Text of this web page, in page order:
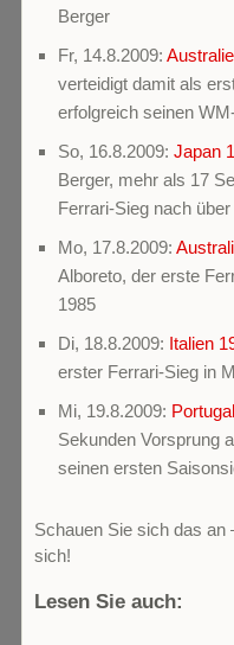
Berger
Fr, 14.8.2009:
verteidigt damit als
erfolgreich seinen
So, 16.8.2009: Japan
Berger, mehr als 17
Ferrari-Sieg nach
Mo, 17.8.2009:
Alboreto, der erste
1985
Di, 18.8.2009: Italien
erster Ferrari-Sieg in
Mi, 19.8.2009:
Sekunden Vorsprung
seinen ersten
Schauen Sie sich das an
sich!
Lesen Sie auch: